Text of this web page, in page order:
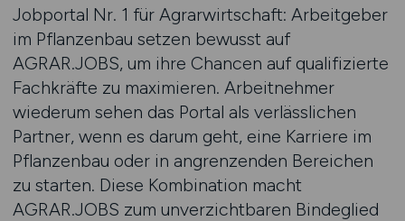
Jobportal Nr. 1 für Agrarwirtschaft: Arbeitgeber
im Pflanzenbau setzen bewusst auf
AGRAR.JOBS, um ihre Chancen auf qualifizierte
Fachkräfte zu maximieren. Arbeitnehmer
wiederum sehen das Portal als verlässlichen
Partner, wenn es darum geht, eine Karriere im
Pflanzenbau oder in angrenzenden Bereichen
zu starten. Diese Kombination macht
AGRAR.JOBS zum unverzichtbaren Bindeglied